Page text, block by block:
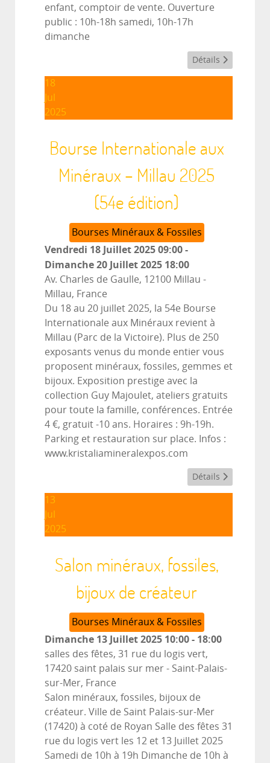
enfant, comptoir de vente. Ouverture
public : 10h-18h samedi, 10h-17h
dimanche
Détails
18
Jul
2025
Bourse Internationale aux
Minéraux – Millau 2025
(54e édition)
Bourses Minéraux & Fossiles
Vendredi 18 Juillet 202509:00-
Dimanche 20 Juillet 2025 18:00
Av. Charles de Gaulle, 12100 Millau -
Millau, France
Du 18 au 20 juillet 2025, la 54e Bourse
Internationale aux Minéraux revient à
Millau (Parc de la Victoire). Plus de 250
exposants venus du monde entier vous
proposent minéraux, fossiles, gemmes et
bijoux. Exposition prestige avec la
collection Guy Majoulet, ateliers gratuits
pour toute la famille, conférences. Entrée
4 €, gratuit -10 ans. Horaires : 9h-19h.
Parking et restauration sur place. Infos :
www.kristaliamineralexpos.com
Détails
13
Jul
2025
Salon minéraux, fossiles,
bijoux de créateur
Bourses Minéraux & Fossiles
Dimanche 13 Juillet 2025 10:00- 18:00
salles des fêtes, 31 rue du logis vert,
17420 saint palais sur mer - Saint-Palais-
sur-Mer, France
Salon minéraux, fossiles, bijoux de
créateur. Ville de Saint Palais-sur-Mer
(17420) à coté de Royan Salle des fêtes 31
rue du logis vert les 12 et 13 Juillet 2025
Samedi de 10h à 19h Dimanche de 10h à